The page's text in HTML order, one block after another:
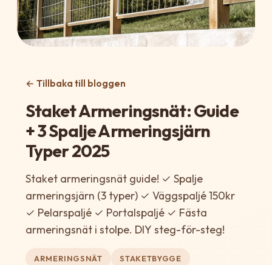
← Tillbaka till bloggen
Staket Armeringsnät: Guide
+ 3 Spalje Armeringsjärn
Typer 2025
Staket armeringsnät guide! ✓ Spalje
armeringsjärn (3 typer) ✓ Väggspaljé 150kr
✓ Pelarspaljé ✓ Portalspaljé ✓ Fästa
armeringsnät i stolpe. DIY steg-för-steg!
ARMERINGSNÄT STAKETBYGGE